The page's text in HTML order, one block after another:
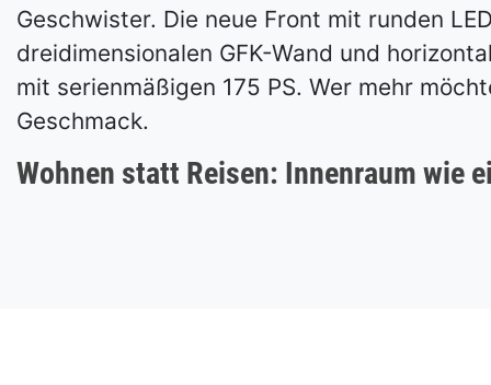
Geschwister. Die neue Front mit runden
dreidimensionalen GFK-Wand und
mit serienmäßigen 175 PS. Wer mehr
Geschmack.
Wohnen statt Reisen: Innenraum wie